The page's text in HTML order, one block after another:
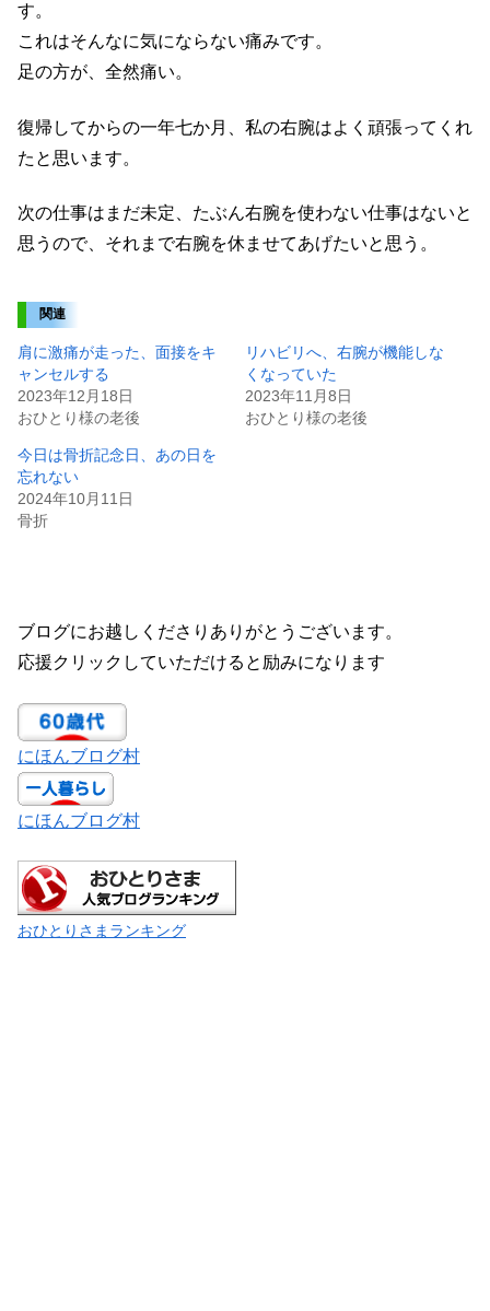
す。
これはそんなに気にならない痛みです。
足の方が、全然痛い。
復帰してからの一年七か月、私の右腕はよく頑張ってくれ
たと思います。
次の仕事はまだ未定、たぶん右腕を使わない仕事はないと
思うので、それまで右腕を休ませてあげたいと思う。
関連
肩に激痛が走った、面接をキ
ャンセルする
2023年12月18日
おひとり様の老後
リハビリへ、右腕が機能しな
くなっていた
2023年11月8日
おひとり様の老後
今日は骨折記念日、あの日を
忘れない
2024年10月11日
骨折
ブログにお越しくださりありがとうございます。
応援クリックしていただけると励みになります
にほんブログ村
にほんブログ村
おひとりさまランキング